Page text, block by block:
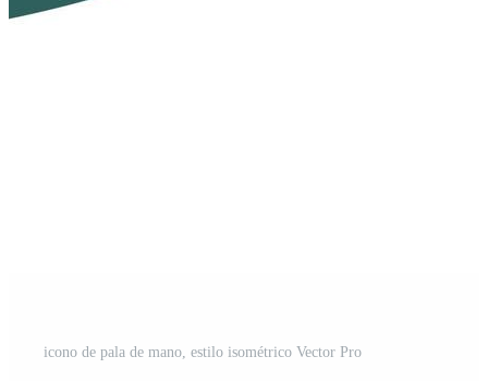
icono de pala de mano, estilo isométrico Vector Pro